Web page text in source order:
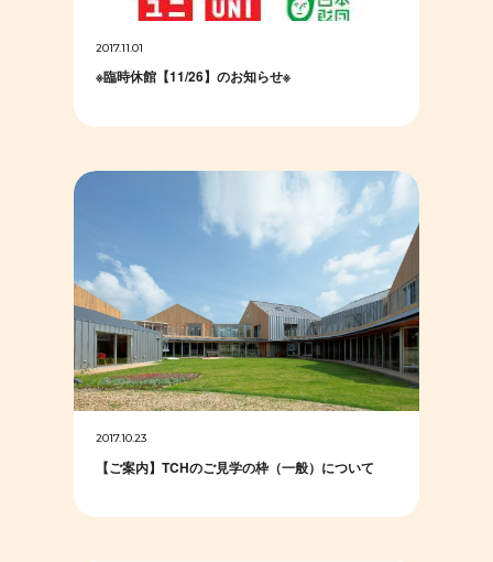
2017.11.01
※臨時休館【11/26】のお知らせ※
2017.10.23
【ご案内】TCHのご見学の枠（一般）について